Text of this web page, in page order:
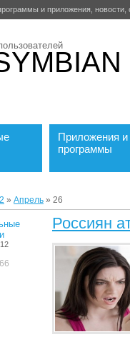
и приложения, новости,
Приложения и
программы
» Апрель » 26
Россиян